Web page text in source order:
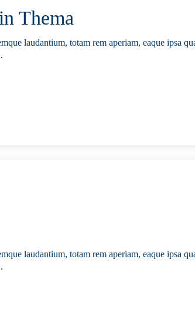
Thema
laudantium, totam rem aperiam, eaque ipsa
laudantium, totam rem aperiam, eaque ipsa